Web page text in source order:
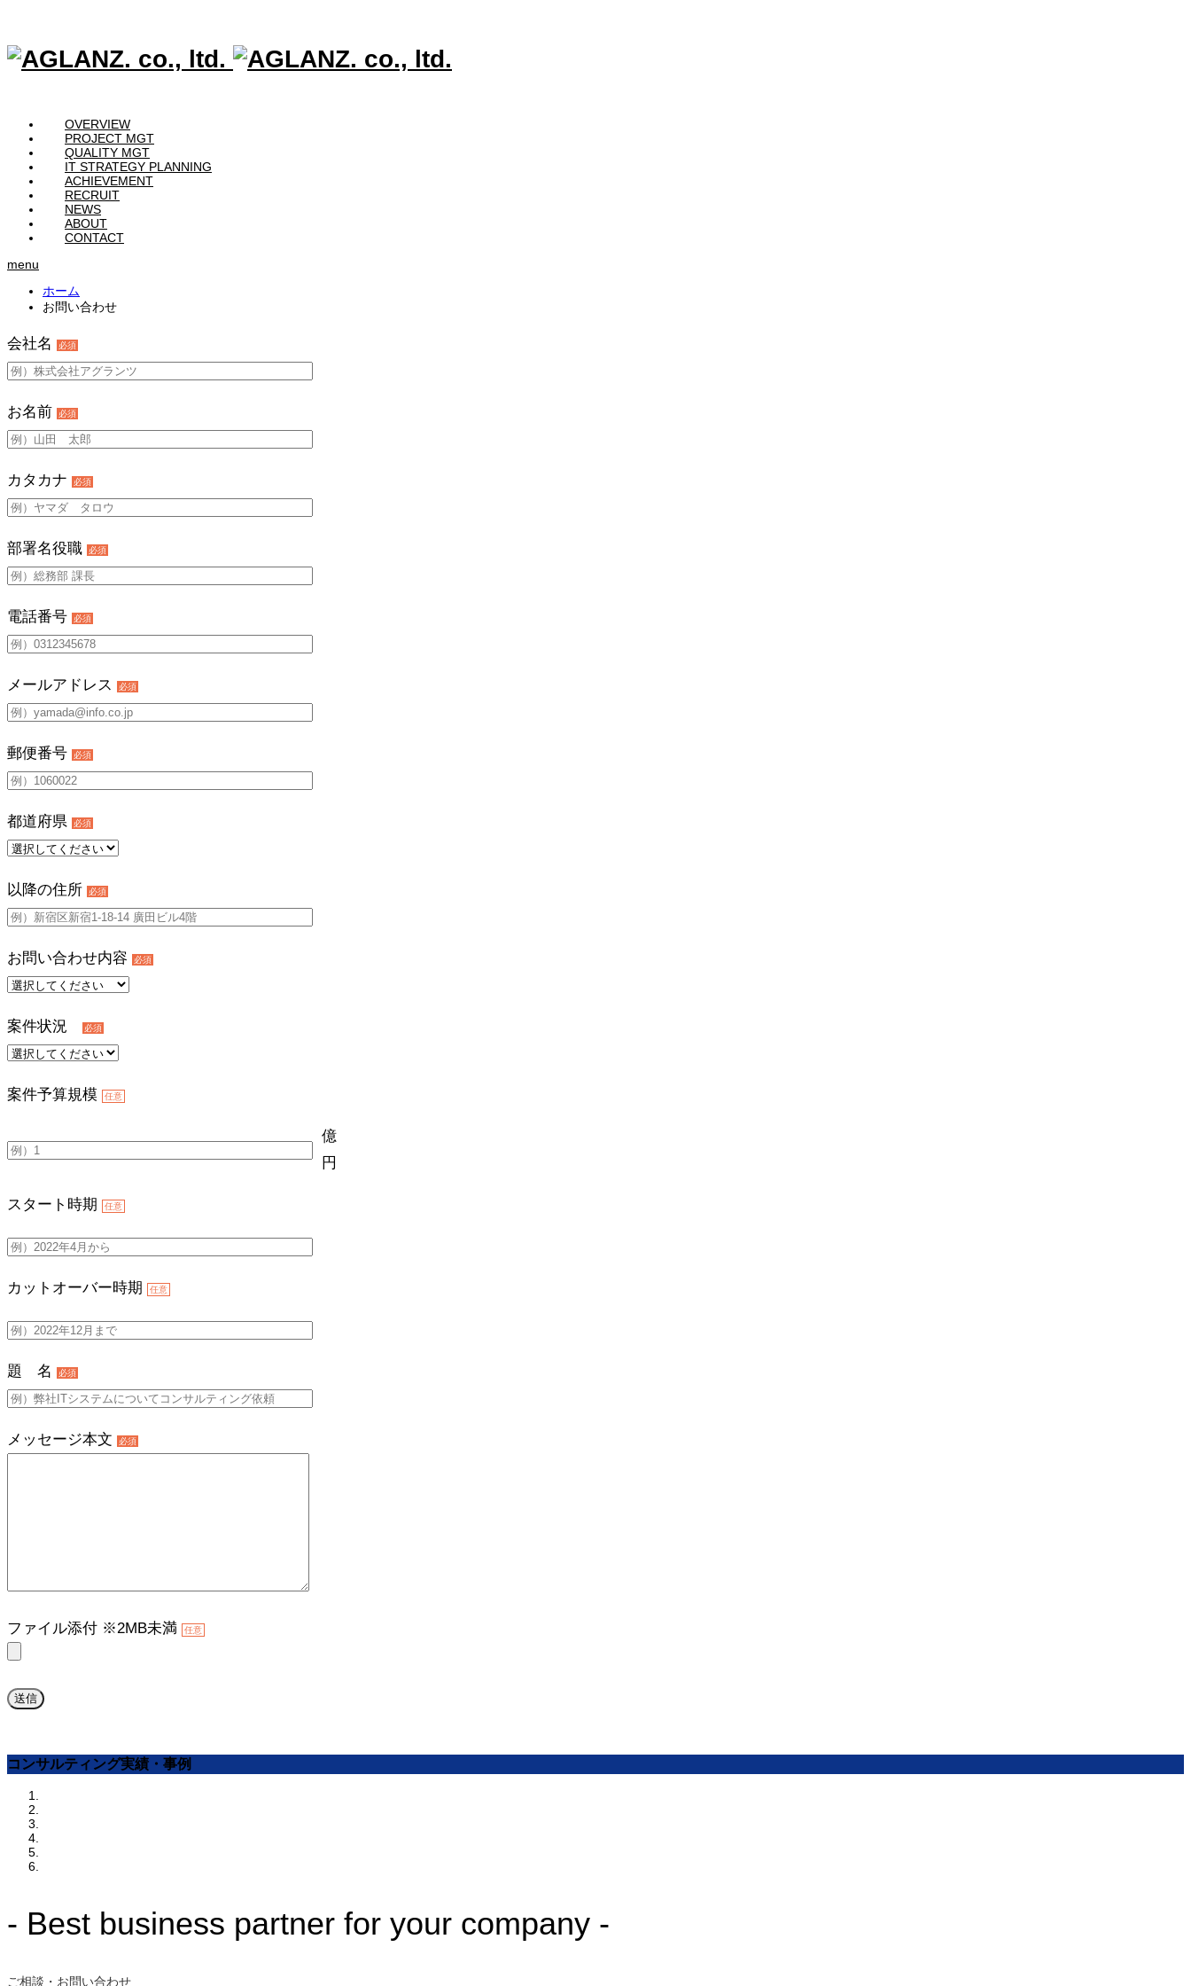
OVERVIEW
PROJECT MGT
QUALITY MGT
IT STRATEGY PLANNING
ACHIEVEMENT
RECRUIT
NEWS
ABOUT
CONTACT
menu
ホーム
お問い合わせ
会社名 必須
お名前 必須
カタカナ 必須
部署名役職 必須
電話番号 必須
メールアドレス 必須
郵便番号 必須
都道府県 必須
以降の住所 必須
お問い合わせ内容 必須
案件状況 必須
案件予算規模 任意
スタート時期 任意
カットオーバー時期 任意
題 名 必須
メッセージ本文 必須
ファイル添付 ※2MB未満 任意
コンサルティング実績・事例
- Best business partner for your company -
ご相談・お問い合わせ